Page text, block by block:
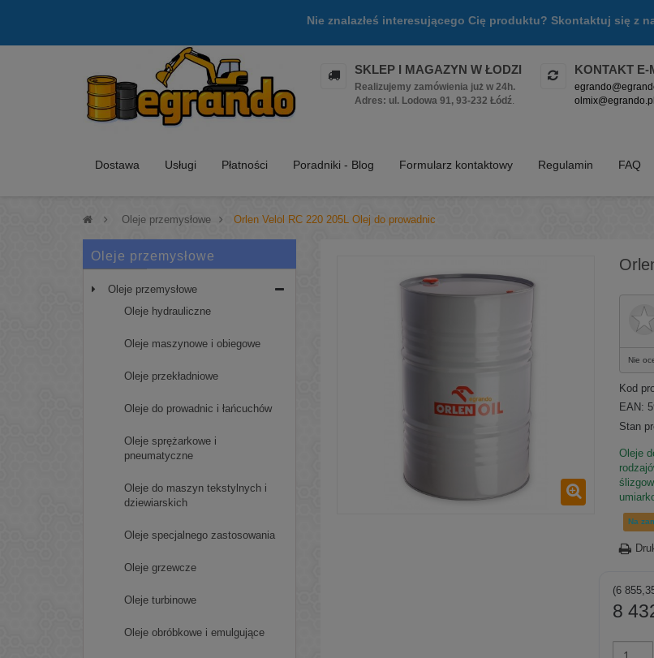
Nie znalazłeś interesującego Cię produktu? Skontaktuj się z
SKLEP I MAGAZYN W ŁODZI
Realizujemy zamówienia już w 24h.
Adres: ul. Lodowa 91, 93-232 Łódź.
KONTAKT E-
olmix@egrando.pl
Dostawa Usługi Płatności Poradniki - Blog Formularz kontaktowy Regulamin FAQ
> Oleje przemysłowe > Orlen Velol RC 220 205L Olej do prowadnic
Oleje przemysłowe
Oleje przemysłowe
Oleje hydrauliczne
Oleje maszynowe i obiegowe
Oleje przekładniowe
Oleje do prowadnic i łańcuchów
Oleje sprężarkowe i
pneumatyczne
Oleje do maszyn tekstylnych i
dziewiarskich
Oleje specjalnego zastosowania
Oleje grzewcze
Oleje turbinowe
Oleje obróbkowe i emulgujące
Nie
Kod
EAN:
Stan
Oleje
Na
(6
8